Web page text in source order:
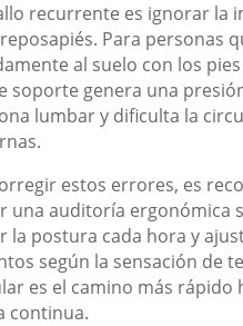
recurrente es ignorar la
Para personas
al suelo con los
soporte genera una
lumbar y dificulta la
estos errores, es
una auditoría ergonómica
la postura cada hora y
según la sensación de
es el camino más rápido
continua.